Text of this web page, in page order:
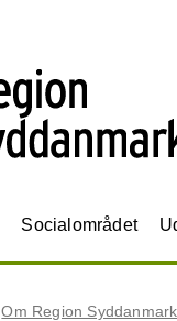
Socialområdet
Om Region Syddanmark